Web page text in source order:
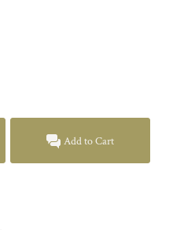
Add to Cart